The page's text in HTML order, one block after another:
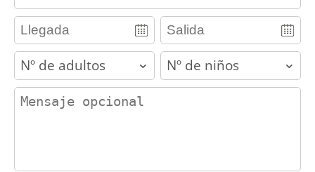
adults children
contact_message